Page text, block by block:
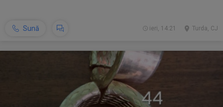
Sună Turda, CJ
ieri, 14:21